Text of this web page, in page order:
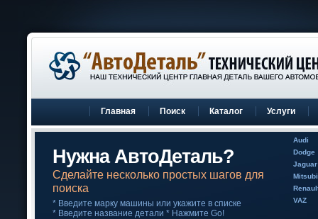
Главная Поиск Каталог Услуги
Нужна АвтоДеталь?
Сделайте несколько простых шагов для
поиска
* Введите марку машины или укажите в списке
* Введите название детали * Нажмите Go!
Audi
Dodge
Jaguar
VAZ